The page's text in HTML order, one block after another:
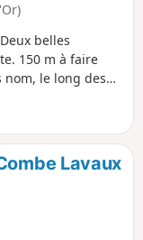
belles
150 m à faire
nom, le long des
Lavaux